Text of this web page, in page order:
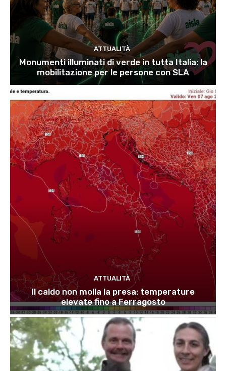
ATTUALITÀ
Monumenti illuminati di verde in tutta Italia: la
mobilitazione per le persone con SLA
ATTUALITÀ
Il caldo non molla la presa: temperature
elevate fino a Ferragosto